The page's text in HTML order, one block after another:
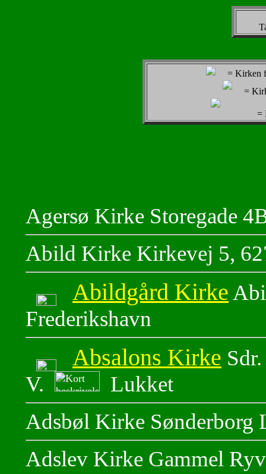
= Kirken
=
=
Agersø Kirke Storegade
Abild Kirke Kirkevej 5,
Abildgård Kirke
Frederikshavn
Absalons Kirke
V.
Lukket
Adsbøl Kirke Sønderborg
Adslev Kirke Gammel